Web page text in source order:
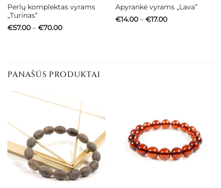
Perlų komplektas vyrams
„Turinas”
€57.00 – €70.00Price
Apyrankė vyrams „Lava”
€14.00 – €17.00Price
PANAŠŪS PRODUKTAI